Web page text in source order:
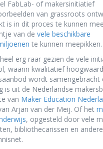
FabLab- of makersinitiatief
van grassroots
is in dit proces te kunnen
van de vele beschikbare
te kunnen meepikken.
erg raar gezien de vele
waarin kwalitatief
wordt samengebracht
is uit de Nederlandse
van Maker Education
Arjan van der Meij. Of het
, opgesteld door vele
bibliothecarissen en